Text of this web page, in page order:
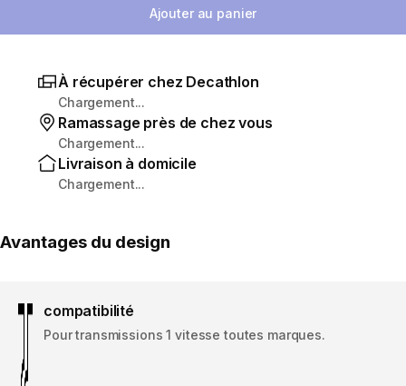
Ajouter au panier
À récupérer chez Decathlon
Chargement...
Ramassage près de chez vous
Chargement...
Livraison à domicile
Chargement...
Avantages du design
compatibilité
Pour transmissions 1 vitesse toutes marques.